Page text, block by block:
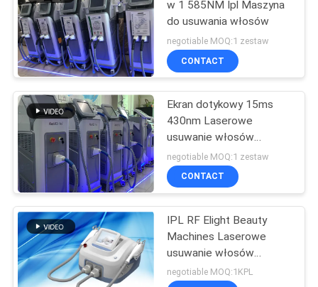
w 1 585NM Ipl Maszyna
do usuwania włosów
negotiable MOQ:1 zestaw
CONTACT
Ekran dotykowy 15ms
430nm Laserowe
usuwanie włosów
Maszyna Ipl
negotiable MOQ:1 zestaw
CONTACT
IPL RF Elight Beauty
Machines Laserowe
usuwanie włosów
Laserowe odnawianie
negotiable MOQ:1KPL